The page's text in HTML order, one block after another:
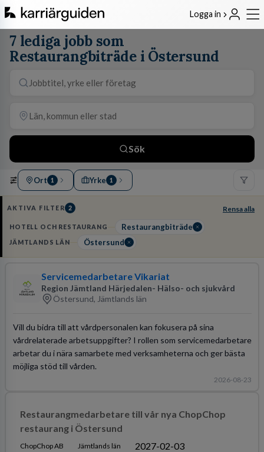
Logga in
7 lediga jobb som
Restaurangbiträde i Östersund
Sök
Ort 1 Yrke 1
AKTIVA FILTER 2 Rensa alla
HOTELL OCH RESTAURANG Restaurangbiträde
JÄMTLANDS LÄN Östersund
Servicemedarbetare Vikariat
Region Jämtland Härjedalen- Hälso- och sjukvård
Östersund, Jämtlands län
Vill du bidra till att vårdpersonalen kan fokusera på sina
vårdrelaterade arbetsuppgifter? I rollen som servicemedarbetare
arbetar du i nära samarbete med verksamheterna och ger bästa
möjliga stöd till vården.
2026-08-23
Restaurangmedarbetare till vår nya ChopChop
restaurang i Östersund
ChopChop AB Jämtlands län 2027-02-03